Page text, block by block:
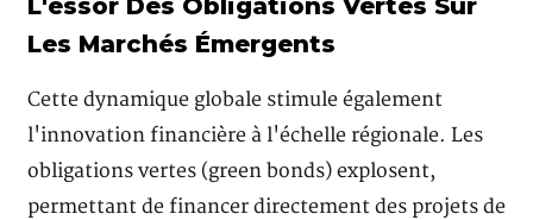
Les Marchés Émergents
Cette dynamique globale stimule également
l'innovation financière à l'échelle régionale. Les
obligations vertes (green bonds) explosent,
permettant de financer directement des projets de